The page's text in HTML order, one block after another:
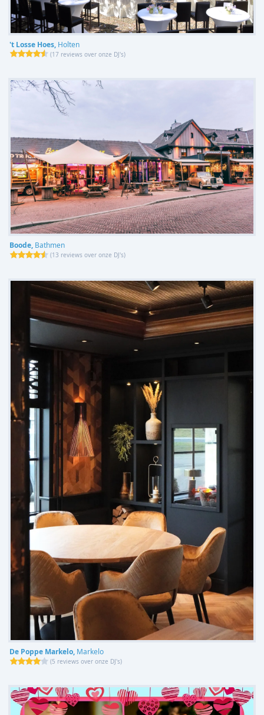
't Losse Hoes, Holten
(17 reviews over onze DJ's)
Boode, Bathmen
(13 reviews over onze DJ's)
De Poppe Markelo, Markelo
(5 reviews over onze DJ's)